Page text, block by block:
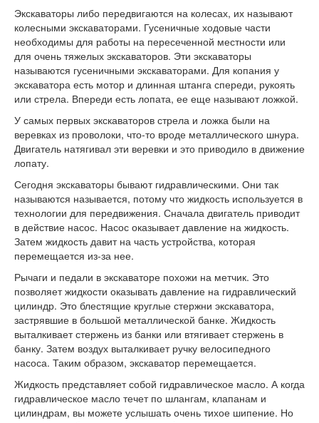
Экскаваторы либо передвигаются на колесах, их называют
колесными экскаваторами. Гусеничные ходовые части
необходимы для работы на пересеченной местности или
для очень тяжелых экскаваторов. Эти экскаваторы
называются гусеничными экскаваторами. Для копания у
экскаватора есть мотор и длинная штанга спереди, рукоять
или стрела. Впереди есть лопата, ее еще называют ложкой.
У самых первых экскаваторов стрела и ложка были на
веревках из проволоки, что-то вроде металлического шнура.
Двигатель натягивал эти веревки и это приводило в движение
лопату.
Сегодня экскаваторы бывают гидравлическими. Они так
называются называется, потому что жидкость используется в
технологии для передвижения. Сначала двигатель приводит
в действие насос. Насос оказывает давление на жидкость.
Затем жидкость давит на часть устройства, которая
перемещается из-за нее.
Рычаги и педали в экскаваторе похожи на метчик. Это
позволяет жидкости оказывать давление на гидравлический
цилиндр. Это блестящие круглые стержни экскаватора,
застрявшие в большой металлической банке. Жидкость
выталкивает стержень из банки или втягивает стержень в
банку. Затем воздух выталкивает ручку велосипедного
насоса. Таким образом, экскаватор перемещается.
Жидкость представляет собой гидравлическое масло. А когда
гидравлическое масло течет по шлангам, клапанам и
цилиндрам, вы можете услышать очень тихое шипение. Но